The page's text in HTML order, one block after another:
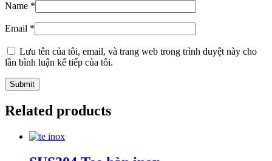
Name *
Email *
Lưu tên của tôi, email, và trang web trong trình duyệt này cho
lần bình luận kế tiếp của tôi.
Related products